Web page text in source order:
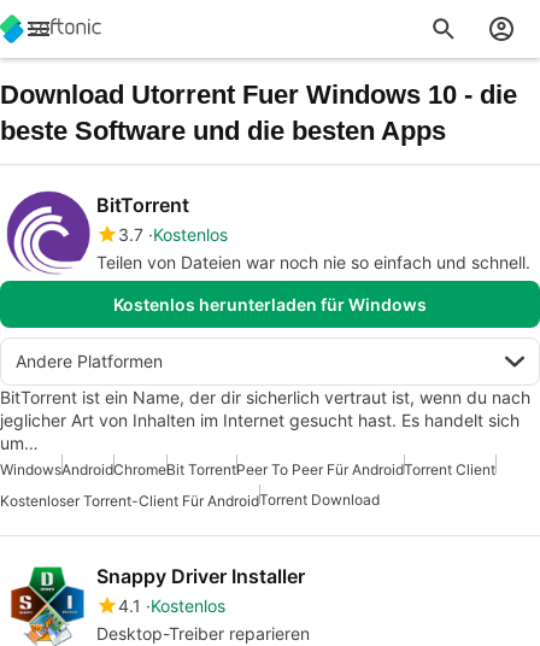
Download Utorrent Fuer Windows 10 - die
beste Software und die besten Apps
BitTorrent
3.7 Kostenlos
Teilen von Dateien war noch nie so einfach und schnell.
Kostenlos herunterladen für Windows
Andere Platformen
BitTorrent ist ein Name, der dir sicherlich vertraut ist, wenn du nach
jeglicher Art von Inhalten im Internet gesucht hast. Es handelt sich
um…
WindowsAndroidChromeBit TorrentPeer To Peer Für AndroidTorrent Client
Kostenloser Torrent-Client Für AndroidTorrent Download
Snappy Driver Installer
4.1
Kostenlos
Desktop-Treiber reparieren